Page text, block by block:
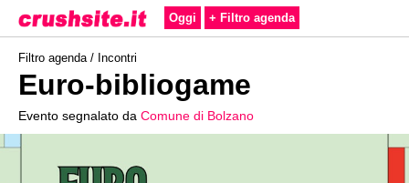
Oggi + Filtro agenda
Filtro agenda / Incontri
Euro-bibliogame
Evento segnalato da Comune di Bolzano